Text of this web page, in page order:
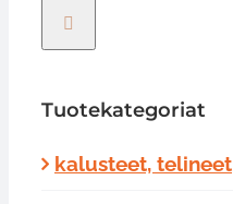
Tuotekategoriat
kalusteet, telineet